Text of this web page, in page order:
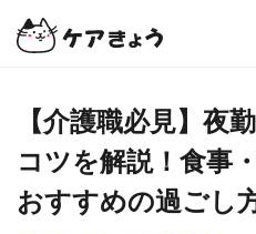
【介護職必見】夜
コツを解説！食事
おすすめの過ごし